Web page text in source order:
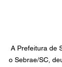
A Prefeitura de
o Sebrae/SC,